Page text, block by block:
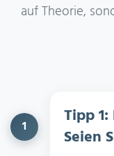
auf Theorie,
1
Tipp
Seien